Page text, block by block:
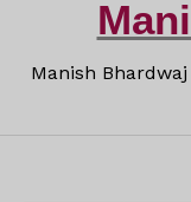
Manish Bhardwaj